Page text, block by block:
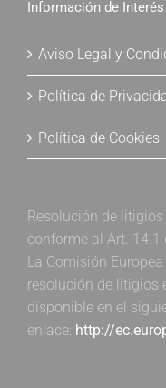
Información de Interés
Aviso Legal y
Política de
Política de Cookies
Resolución de
conforme al Art. 14.1
La Comisión
resolución de litigios
disponible en el
enlace: http://